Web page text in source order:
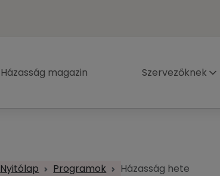
Házasság magazin Szervezőknek
Nyitólap Programok Házasság hete